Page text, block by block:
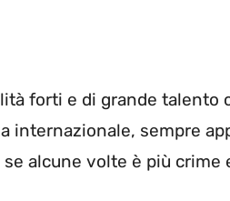
forti e di grande talento
internazionale, sempre
alcune volte è più crime